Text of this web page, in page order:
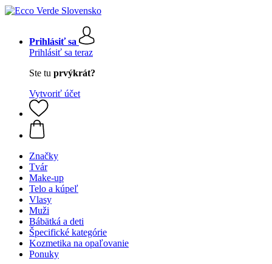
Prihlásiť sa
Prihlásiť sa teraz
Ste tu prvýkrát?
Vytvoriť účet
Značky
Tvár
Make-up
Telo a kúpeľ
Vlasy
Muži
Bábätká a deti
Špecifické kategórie
Kozmetika na opaľovanie
Ponuky